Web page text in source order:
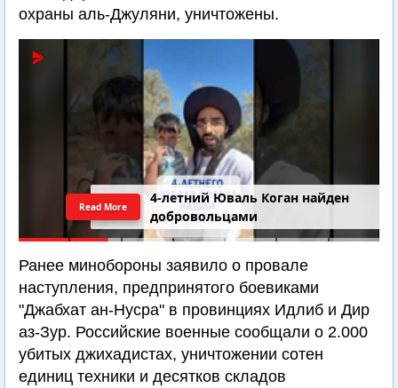
охраны аль-Джуляни, уничтожены.
4-летний Юваль Коган найден
добровольцами
Read More
Ранее минобороны заявило о провале
наступления, предпринятого боевиками
"Джабхат ан-Нусра" в провинциях Идлиб и Дир
аз-Зур. Российские военные сообщали о 2.000
убитых джихадистах, уничтожении сотен
единиц техники и десятков складов